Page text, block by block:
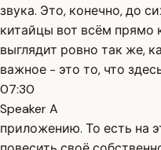
звука. Это, конечно, до
китайцы вот всём
выглядит ровно так же,
важное - это то, что
07:30
Speaker A
приложению. То есть на